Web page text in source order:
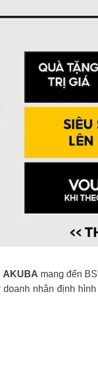
AKUBA mang đến
nhân định